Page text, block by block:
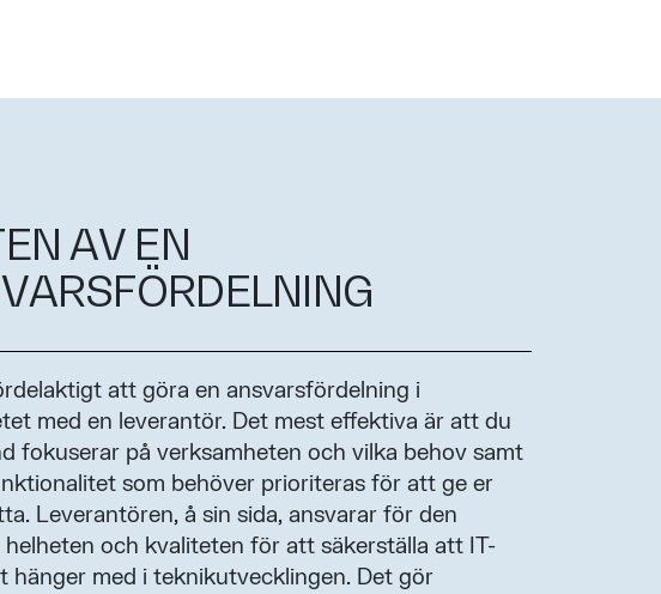
AV EN
att göra en ansvarsfördelning i
med en leverantör. Det mest effektiva är att du
fokuserar på verksamheten och vilka behov samt
som behöver prioriteras för att ge er
Leverantören, å sin sida, ansvarar för den
helheten och kvaliteten för att säkerställa att IT-
hänger med i teknikutvecklingen. Det gör